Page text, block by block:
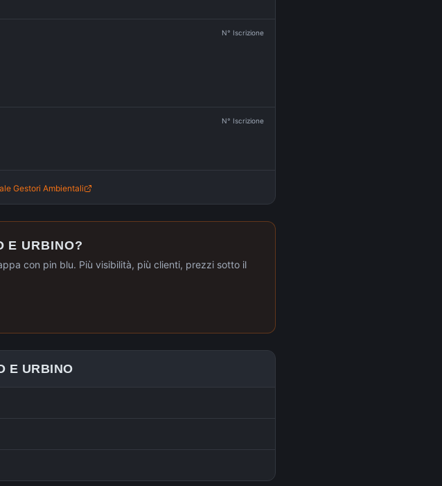
N° Iscrizione
N° Iscrizione
Gestori Ambientali
E URBINO?
con pin blu. Più visibilità, più clienti, prezzi sotto il
E URBINO